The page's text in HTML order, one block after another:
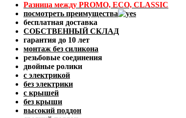
Разница между PROMO, ECO, CLASSIC
посмотреть преимущества
бесплатная доставка
СОБСТВЕННЫЙ СКЛАД
гарантия до 10 лет
монтаж без силикона
резьбовые соединения
двойные ролики
с электрикой
без электрики
с крышей
без крыши
высокий поддон